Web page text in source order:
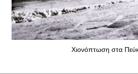
Χιονόπτωση στα